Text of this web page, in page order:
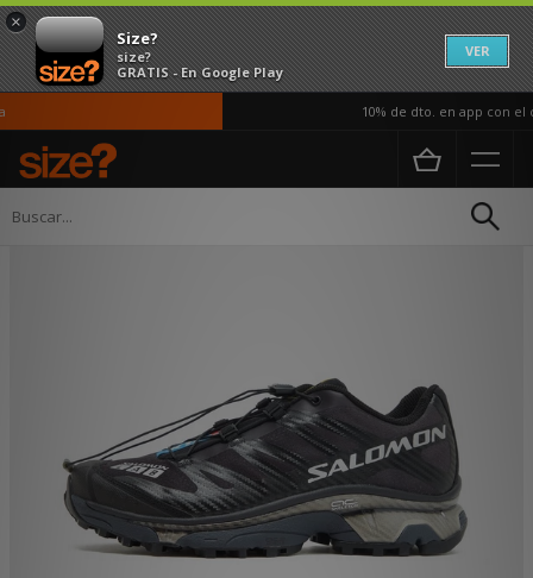
×
Size?
size?
GRATIS - En Google Play
VER
10% de dto. en app con el
Página principal